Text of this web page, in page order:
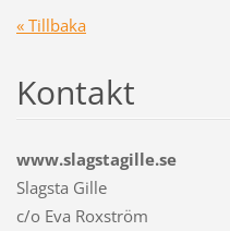
« Tillbaka
Kontakt
www.slagstagille.se
Slagsta Gille
c/o Eva Roxström